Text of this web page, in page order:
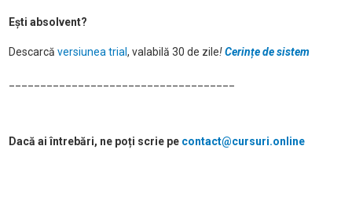
Ești absolvent?
Descarcă versiunea trial , valabilă 30 de zile!Cerințe de sistem
Dacă ai întrebări, ne poți scrie pe contact@cursuri.online